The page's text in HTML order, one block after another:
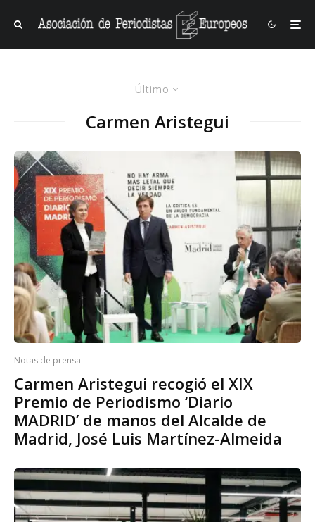
Último
Carmen Aristegui
Notas de prensa
Carmen Aristegui recogió el XIX
Premio de Periodismo ‘Diario
MADRID’ de manos del Alcalde de
Madrid, José Luis Martínez-Almeida